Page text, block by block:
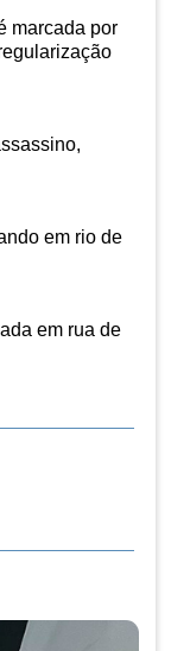
marcada por
em rio de
em rua de